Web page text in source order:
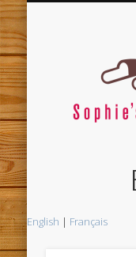
English | Français